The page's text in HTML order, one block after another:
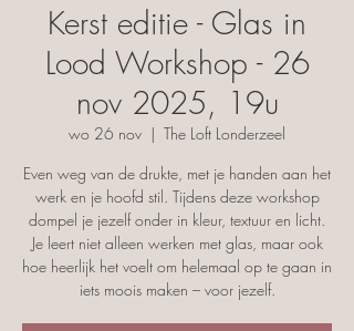
Kerst editie - Glas in
Lood Workshop - 26
nov 2025, 19u
wo 26 nov
  |
The Loft Londerzeel
Even weg van de drukte, met je handen aan het
werk en je hoofd stil. Tijdens deze workshop
dompel je jezelf onder in kleur, textuur en licht.
Je leert niet alleen werken met glas, maar ook
hoe heerlijk het voelt om helemaal op te gaan in
iets moois maken – voor jezelf.